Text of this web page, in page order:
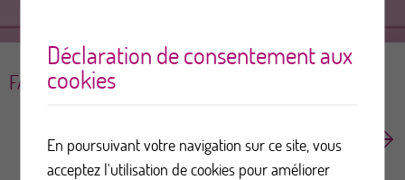
FAQ
Déclaration de consentement aux
cookies
En poursuivant votre navigation sur ce site, vous
acceptez l'utilisation de cookies pour améliorer